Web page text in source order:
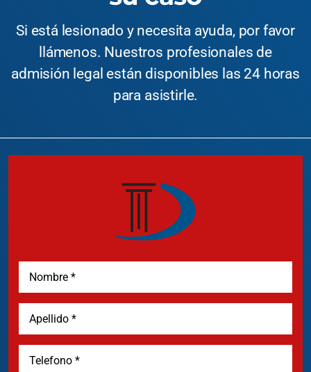
Si está lesionado y necesita ayuda, por favor
llámenos. Nuestros profesionales de
admisión legal están disponibles las 24 horas
para asistirle.